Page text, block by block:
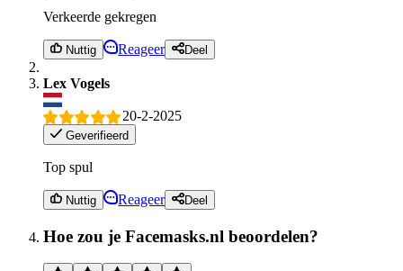
Verkeerde gekregen
Nuttig Reageer Deel
Lex Vogels
20-2-2025
Geverifieerd
Top spul
Nuttig Reageer Deel
Hoe zou je Facemasks.nl beoordelen?